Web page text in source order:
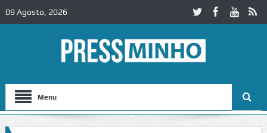
09 Agosto, 2026
Menu